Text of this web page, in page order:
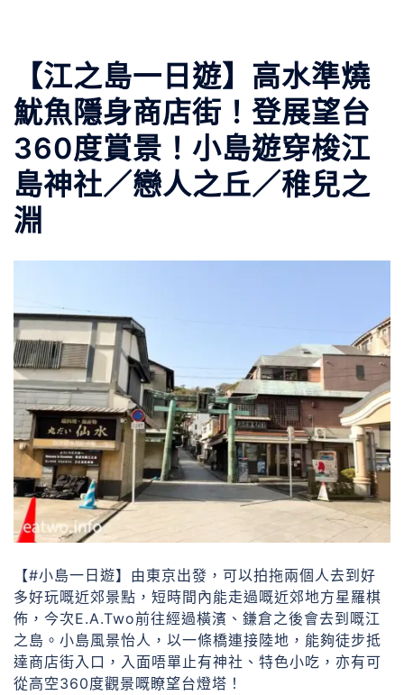
【江之島一日遊】高水準燒
魷魚隱身商店街！登展望台
360度賞景！小島遊穿梭江
島神社／戀人之丘／稚兒之
淵
【#小島一日遊】由東京出發，可以拍拖兩個人去到好
多好玩嘅近郊景點，短時間內能走過嘅近郊地方星羅棋
佈，今次E.A.Two前往經過橫濱、鎌倉之後會去到嘅江
之島。小島風景怡人，以一條橋連接陸地，能夠徒步抵
達商店街入口，入面唔單止有神社、特色小吃，亦有可
從高空360度觀景嘅瞭望台燈塔！